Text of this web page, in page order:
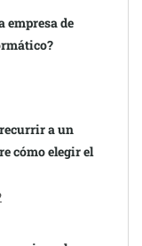
empresa de
a un
cómo elegir el